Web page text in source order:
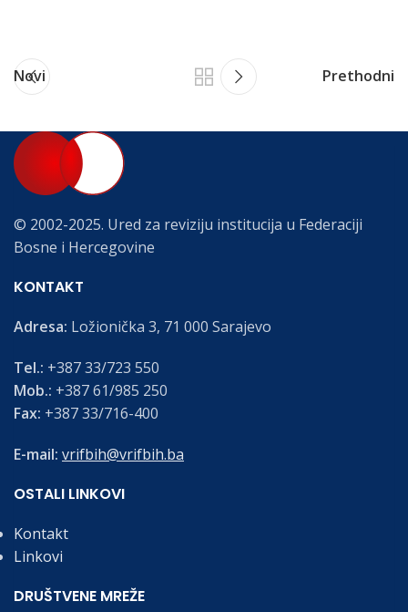
Novi Prethodni
© 2002-2025. Ured za reviziju institucija u Federaciji
Bosne i Hercegovine
KONTAKT
Adresa: Ložionička 3, 71 000 Sarajevo
Tel.: +387 33/723 550
Mob.: +387 61/985 250
Fax: +387 33/716-400
E-mail: vrifbih@vrifbih.ba
OSTALI LINKOVI
Kontakt
Linkovi
DRUŠTVENE MREŽE